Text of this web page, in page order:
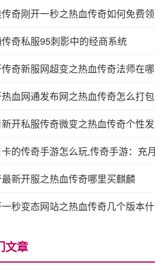
奇刚开一秒之热血传奇如何免费
奇私服95刺影中的经商系统
奇新服网超变之热血传奇法师在
血网通发布网之热血传奇怎么打
开私服传奇微变之热血传奇个性
的传奇手游怎么玩,传奇手游：充
新开服之热血传奇哪里买麒麟
秒变态网站之热血传奇几个版本
文章